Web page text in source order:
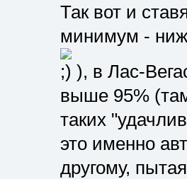
Так вот и
минимум -
), в Лас-
выше 95%
таких
это именно
другому,